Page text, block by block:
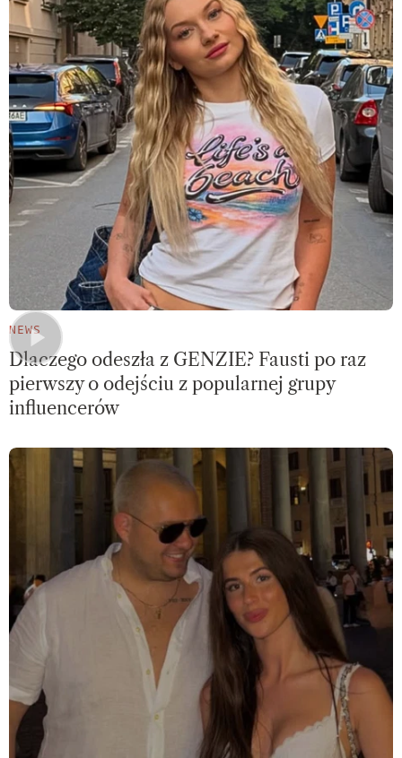
NEWS
Dlaczego odeszła z GENZIE? Fausti po raz
pierwszy o odejściu z popularnej grupy
influencerów